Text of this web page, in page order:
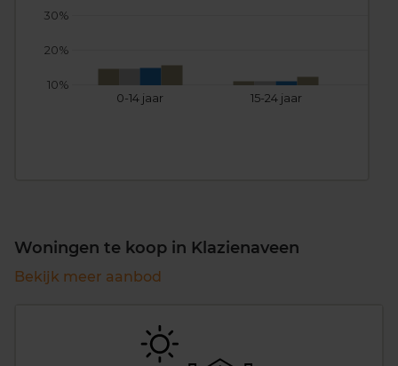
0-14 jaar 15-24 jaar
10%
20%
30%
Woningen te koop in Klazienaveen
Bekijk meer aanbod